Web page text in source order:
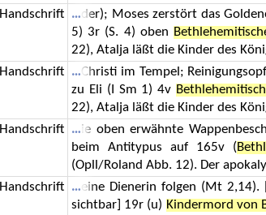
Handschrift
der); Moses zerstört das
5) 3r (S. 4) oben
22), Atalja läßt die Kinder des
Handschrift
Christi im Tempel;
zu Eli (I Sm 1) 4v
22), Atalja läßt die Kinder des
Handschrift
ie oben erwähnte
beim Antitypus auf 165v (
(Opll/Roland Abb. 12). Der
Handschrift
eine Dienerin folgen (Mt 2,14).
sichtbar] 19r (u) Kindermord von